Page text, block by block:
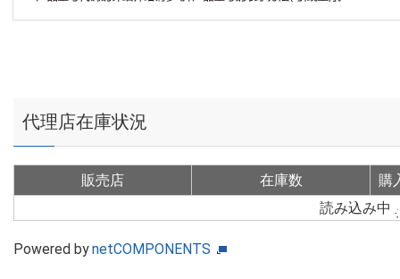
代理店在庫状況
販売店 在庫数
購
読み込み中
Powered bynetCOMPONENTS